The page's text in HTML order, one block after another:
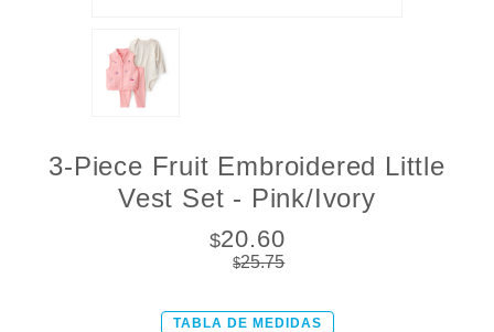
3-Piece Fruit Embroidered Little
Vest Set - Pink/Ivory
$20.60
$25.75
TABLA DE MEDIDAS